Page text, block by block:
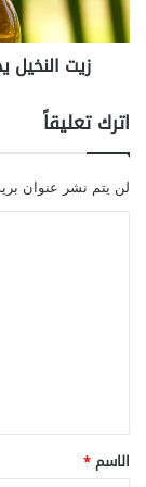
ق
)
ع
ظ
ا
م
ي
ل
ت
و
ي
ف
ي
م
ن
ا
زيت النخيل
اترك تعليقاً
لن يتم نشر عنوان
*
الاسم*